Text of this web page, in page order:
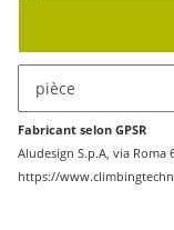
pièce
Fabricant selon GPSR
Aludesign S.p.A, via Roma
https://